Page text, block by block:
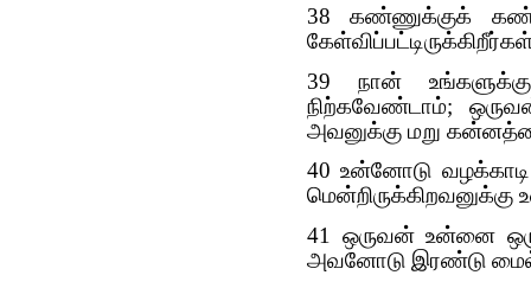
38 கண்ணுக்குக் கண்,
39 நான்
நிற்கவேண்டாம்;
அவனுக்கு மறு
40 உன்னோடு
மென்றிருக்கிறவனுக்கு
41 ஒருவன் உன்னை
அவனோடு இரண்டு